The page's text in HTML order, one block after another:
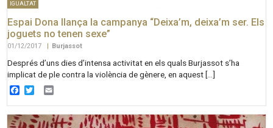
IGUALTAT
Espai Dona llança la campanya “Deixa’m, deixa’m ser. Els
joguets no tenen sexe”
01/12/2017 Burjassot
Després d’uns dies d’intensa activitat en els quals Burjassot s’ha
implicat de ple contra la violència de gènere, en aquest […]
Facebook
Twitter